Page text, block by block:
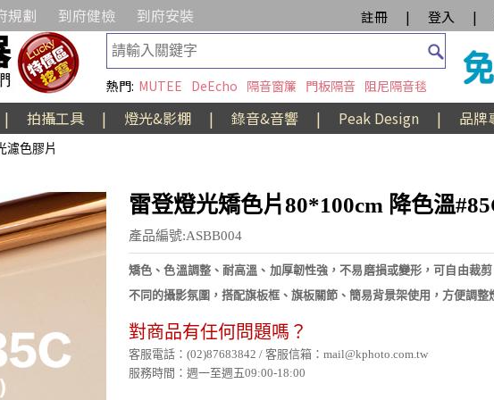
規劃 到府健檢 到府安裝 註冊 | 登入 |
熱門: MUTEE DeEcho 隔音窗簾 門板隔音 阻尼隔音毯
| 拍攝工具 | 燈光&影棚 | 錄音&音響 | Peak Design | 品牌
濾色膠片
雷登燈光矯色片80*100cm 降色溫
產品編號:ASBB004
矯色、色溫調整、耐高溫、加厚韌性強，不易磨損或變形，可自由裁
不同的攝影氛圍，搭配旗板框、旗板關節、簡易背景架使用，方便調整
對商品有任何問題嗎？
客服電話：(02)87683842 / 客服信箱：mail@kphoto.com.tw
服務時間：週一至週五09:00-18:00